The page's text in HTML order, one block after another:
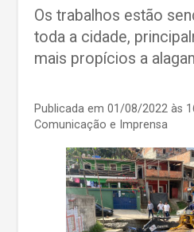
Os trabalhos estão
toda a cidade,
mais propícios a
Publicada em 01/08/2022 às
Comunicação e Imprensa